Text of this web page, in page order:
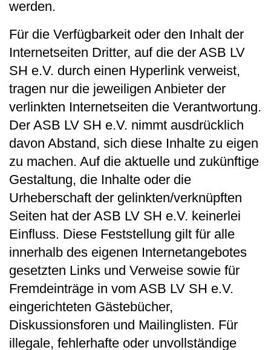
werden.
Für die Verfügbarkeit oder den Inhalt der
Internetseiten Dritter, auf die der ASB LV
SH e.V. durch einen Hyperlink verweist,
tragen nur die jeweiligen Anbieter der
verlinkten Internetseiten die Verantwortung.
Der ASB LV SH e.V. nimmt ausdrücklich
davon Abstand, sich diese Inhalte zu eigen
zu machen. Auf die aktuelle und zukünftige
Gestaltung, die Inhalte oder die
Urheberschaft der gelinkten/verknüpften
Seiten hat der ASB LV SH e.V. keinerlei
Einfluss. Diese Feststellung gilt für alle
innerhalb des eigenen Internetangebotes
gesetzten Links und Verweise sowie für
Fremdeinträge in vom ASB LV SH e.V.
eingerichteten Gästebücher,
Diskussionsforen und Mailinglisten. Für
illegale, fehlerhafte oder unvollständige